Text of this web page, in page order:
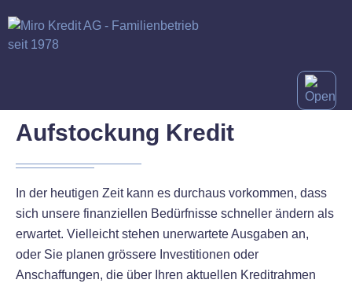
Aufstockung Kredit
In der heutigen Zeit kann es durchaus vorkommen, dass
sich unsere finanziellen Bedürfnisse schneller ändern als
erwartet. Vielleicht stehen unerwartete Ausgaben an,
oder Sie planen grössere Investitionen oder
Anschaffungen, die über Ihren aktuellen Kreditrahmen